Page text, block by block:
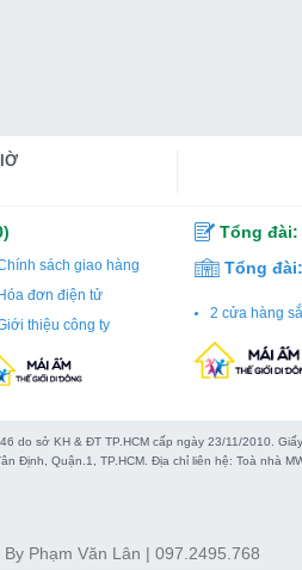
sách giao hàng
đơn điện tử
thiệu công ty
Tổng đài:
Tổng
2 cửa hàng
do sở KH & ĐT TP.HCM cấp ngày 23/11/2010.
Định, Quận.1, TP.HCM. Địa chỉ liên hệ: Toà nhà
Phạm Văn Lân | 097.2495.768